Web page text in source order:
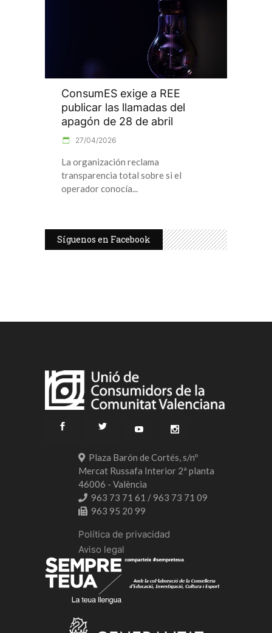
ConsumES exige a REE
publicar las llamadas del
apagón de 28 de abril
27/04/2026
La organización reclama
transparencia total sobre si el
operador conocía
Síguenos en Facebook
Plaza Barón de Cortés, s/nº
Mercat Russafa Interior 2ª planta
46006 - València
963 73 71 61 / 963 73 71 09
963 95 20 99
Política de privacidad
Aviso legal